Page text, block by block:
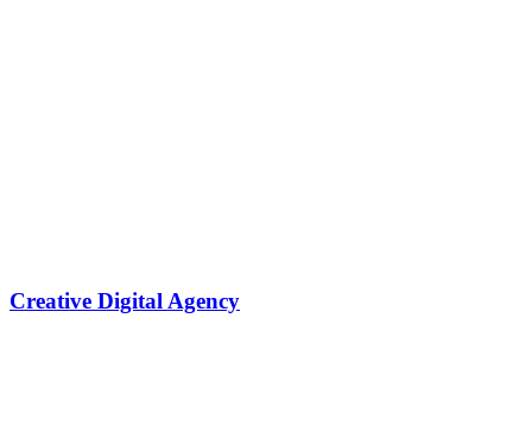
Creative Digital Agency